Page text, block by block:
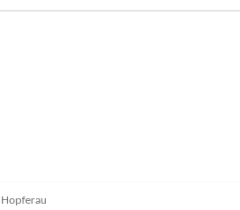
Hopferau